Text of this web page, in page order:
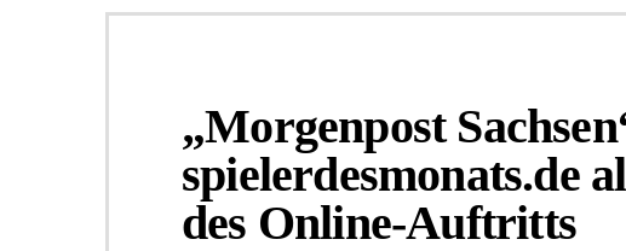
„Morgenpost
spielerdesmonats.de
des Online-Auftritts